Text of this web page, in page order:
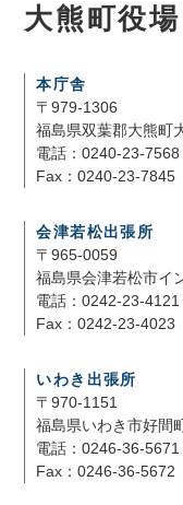
大熊町役場
本庁舎
〒979-1306
福島県双葉郡大熊町
電話：0240-23-7568
Fax：0240-23-7845
会津若松出張所
〒965-0059
福島県会津若松市イ
電話：0242-23-4121
Fax：0242-23-4023
いわき出張所
〒970-1151
福島県いわき市好間
電話：0246-36-5671
Fax：0246-36-5672